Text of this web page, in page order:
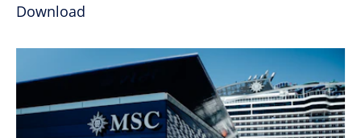
Download